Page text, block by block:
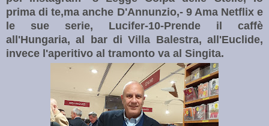
prima di te,ma anche D'Annunzio,- 9 Ama Netflix e
le sue serie, Lucifer-10-Prende il caffè
all'Hungaria, al bar di Villa Balestra, all'Euclide,
invece l'aperitivo al tramonto va al Singita.